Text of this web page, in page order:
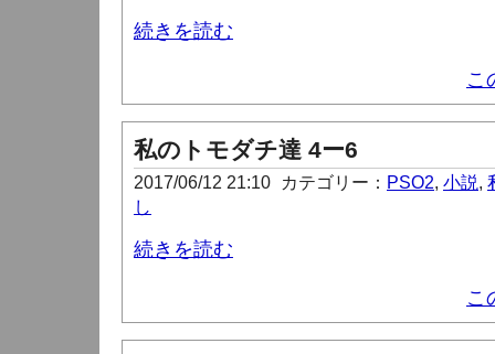
続きを読む
こ
私のトモダチ達 4ー6
2017/06/12 21:10 カテゴリー： PSO2, 小説,
し
続きを読む
こ